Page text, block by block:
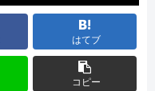
はてブ
コピー